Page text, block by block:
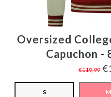
Oversized
Capuchon -
€119,99
S M